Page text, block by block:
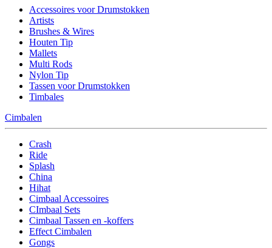
Accessoires voor Drumstokken
Artists
Brushes & Wires
Houten Tip
Mallets
Multi Rods
Nylon Tip
Tassen voor Drumstokken
Timbales
Cimbalen
Crash
Ride
Splash
China
Hihat
Cimbaal Accessoires
CImbaal Sets
Cimbaal Tassen en -koffers
Effect Cimbalen
Gongs